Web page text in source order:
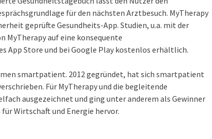
für den nächsten Arztbesuch. MyTherapy
geprüfte Gesundheits-App. Studien, u.a. mit der
MyTherapy auf eine konsequente
App Store und bei Google Play kostenlos erhältlich.
smartpatient. 2012 gegründet, hat sich smartpatient
Für MyTherapy und die begleitende
ausgezeichnet und ging unter anderem als Gewinner
Wirtschaft und Energie hervor.